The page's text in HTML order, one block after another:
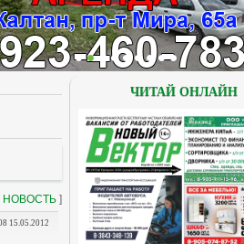
]
15.05.2012
ЧИТАЙ ОНЛАЙН